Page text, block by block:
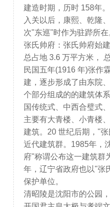
建造时期，历时 158年
入关以后，康熙、乾隆
次"东巡"时作为驻跸所在
张氏帅府：张氏帅府始
总占地 3.6 万平方米，
民国五年(1916 年)张作
建，逐步形成了由东院
个部分组成的的建筑体
国传统式、中西合璧式
主要有大青楼、小青楼
建筑。20 世纪后期，"
近代建筑群。1985年，
府"称谓公布这一建筑群
年，辽宁省政府也以"张
保护单位。
清昭陵是沈阳市的公园